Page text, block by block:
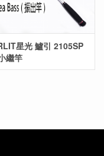
星光 鱸引 2105SP
繼竿